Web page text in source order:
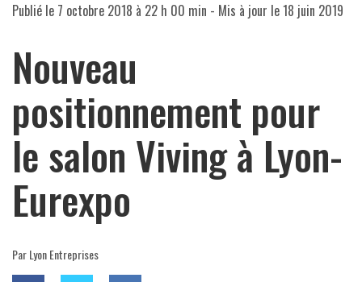
Publié le 7 octobre 2018 à 22 h 00 min - Mis à jour le18 juin 2019
Nouveau
positionnement pour
le salon Viving à Lyon-
Eurexpo
Par Lyon Entreprises